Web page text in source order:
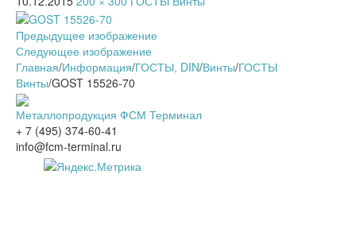
Предыдущее изображение
Следующее изображение
Главная/Информация/ГОСТЫ, DIN/Винты/ГОСТЫ
Винты/GOST 15526-70
Металлопродукция ФСМ Терминал
+ 7 (495) 374-60-41
info@fcm-terminal.ru